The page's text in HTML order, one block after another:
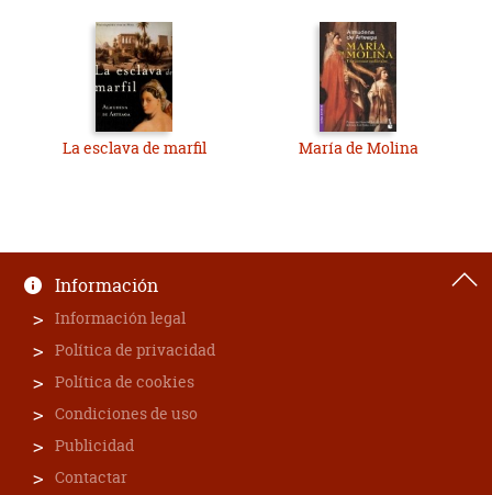
La esclava de marfil María de Molina
Información
Información legal
Política de privacidad
Política de cookies
Condiciones de uso
Publicidad
Contactar